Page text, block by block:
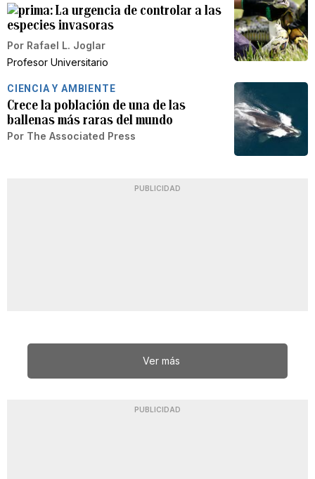
La urgencia de controlar a las
especies invasoras
Por Rafael L. Joglar
Profesor Universitario
CIENCIA Y AMBIENTE
Crece la población de una de las
ballenas más raras del mundo
Por The Associated Press
PUBLICIDAD
Ver más
PUBLICIDAD